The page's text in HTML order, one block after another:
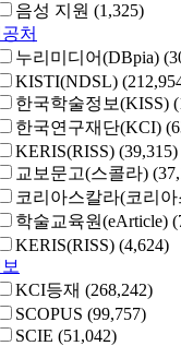
음성 지원 (1,325)
처
누리미디어(DBpia)
KISTI(NDSL)
한국학술정보(KISS)
한국연구재단(KCI)
KERIS(RISS) (39,315)
교보문고(스콜라)
코리아스칼라(코리
학술교육원(eArticle)
KERIS(RISS) (4,624)
KCI등재 (268,242)
SCOPUS (99,757)
SCIE (51,042)